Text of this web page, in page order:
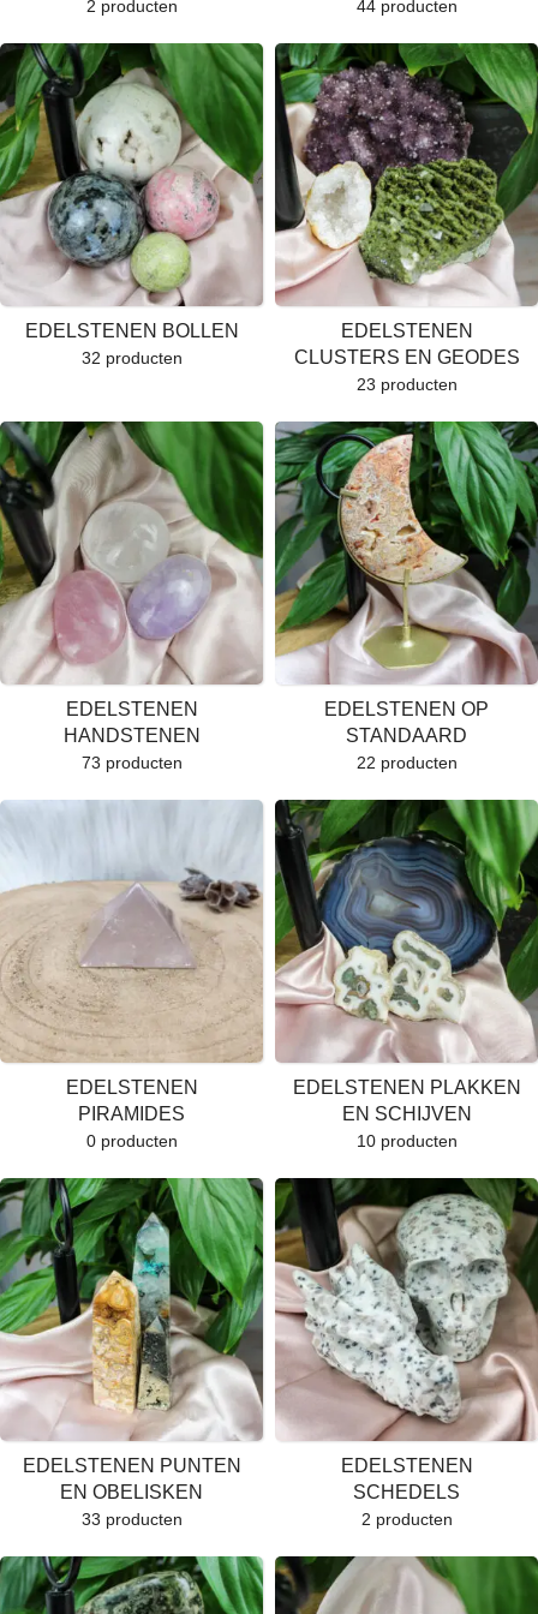
kleuren kunnen iets afwijken
je beeldscherm.
2 producten 44 producten
EDELSTENEN BOLLEN
32 producten
EDELSTENEN
CLUSTERS EN GEODES
23 producten
EDELSTENEN
HANDSTENEN
73 producten
EDELSTENEN OP
STANDAARD
22 producten
EDELSTENEN
PIRAMIDES
0 producten
EDELSTENEN PLAKKEN
EN SCHIJVEN
10 producten
EDELSTENEN PUNTEN
EN OBELISKEN
33 producten
EDELSTENEN
SCHEDELS
2 producten